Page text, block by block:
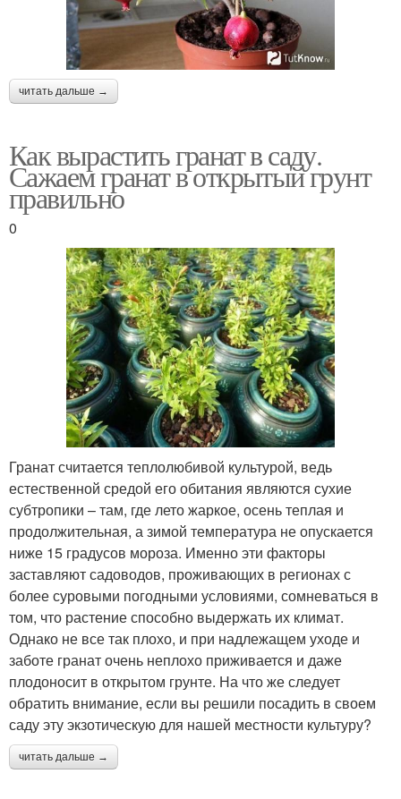
читать дальше →
Как вырастить гранат в саду.
Сажаем гранат в открытый грунт
правильно
0
Гранат считается теплолюбивой культурой, ведь
естественной средой его обитания являются сухие
субтропики – там, где лето жаркое, осень теплая и
продолжительная, а зимой температура не опускается
ниже 15 градусов мороза. Именно эти факторы
заставляют садоводов, проживающих в регионах с
более суровыми погодными условиями, сомневаться в
том, что растение способно выдержать их климат.
Однако не все так плохо, и при надлежащем уходе и
заботе гранат очень неплохо приживается и даже
плодоносит в открытом грунте. На что же следует
обратить внимание, если вы решили посадить в своем
саду эту экзотическую для нашей местности культуру?
читать дальше →